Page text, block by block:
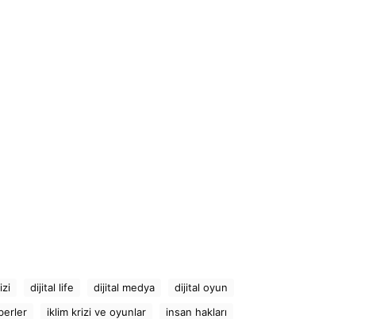
dijital life dijital medya
dijital oyun
iklim krizi ve oyunlar
insan hakları